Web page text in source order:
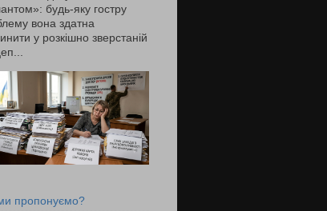
будь-яку гостру
вона здатна
у розкішно зверстаній
пропонуємо?